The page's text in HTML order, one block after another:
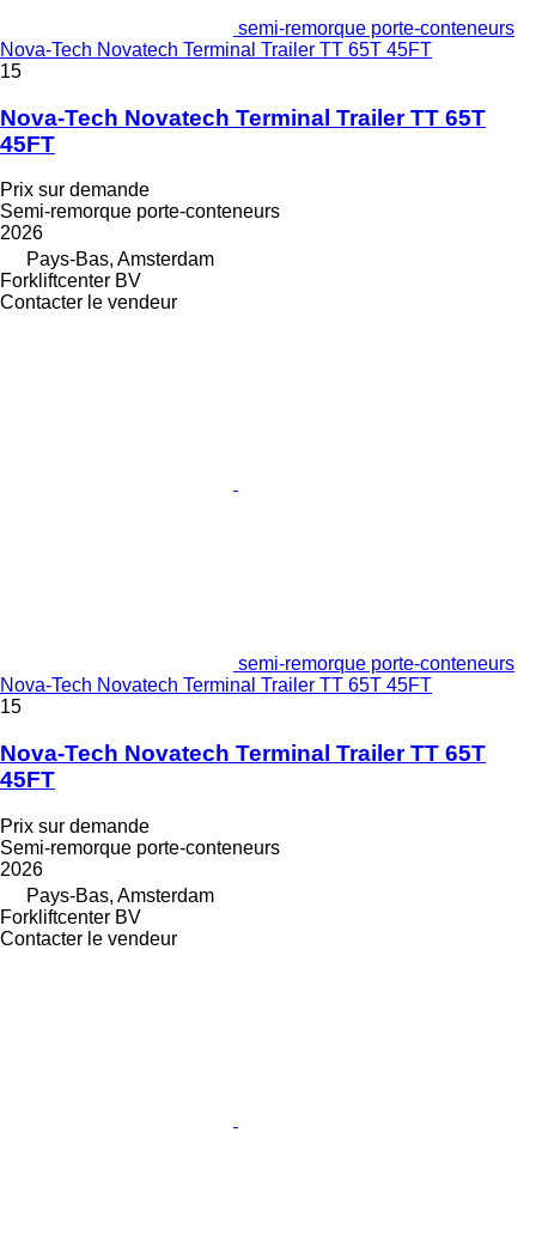
semi-remorque porte-conteneurs
Nova-Tech Novatech Terminal Trailer TT 65T 45FT
15
Nova-Tech Novatech Terminal Trailer TT 65T
45FT
Prix sur demande
Semi-remorque porte-conteneurs
2026
Pays-Bas, Amsterdam
Forkliftcenter BV
Contacter le vendeur
semi-remorque porte-conteneurs
Nova-Tech Novatech Terminal Trailer TT 65T 45FT
15
Nova-Tech Novatech Terminal Trailer TT 65T
45FT
Prix sur demande
Semi-remorque porte-conteneurs
2026
Pays-Bas, Amsterdam
Forkliftcenter BV
Contacter le vendeur